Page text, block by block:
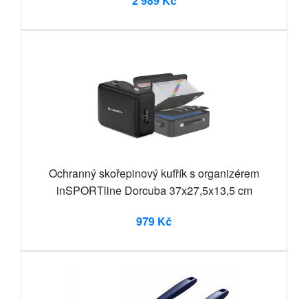
Ochranný skořepinový kufřík s organizérem
inSPORTline Dorcuba 37x27,5x13,5 cm
979 Kč